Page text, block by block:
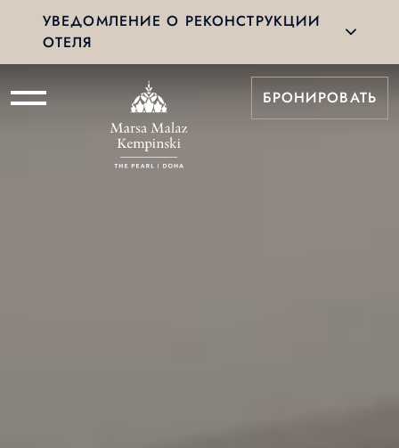
УВЕДОМЛЕНИЕ О РЕКОНСТРУКЦИИ
ОТЕЛЯ
БРОНИРОВАТЬ